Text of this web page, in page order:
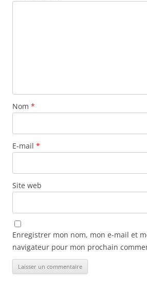
Nom *
E-mail *
Site web
Enregistrer mon nom, mon e-mail et
navigateur pour mon prochain